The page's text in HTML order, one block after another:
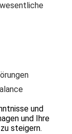
und
und Ihre
steigern.